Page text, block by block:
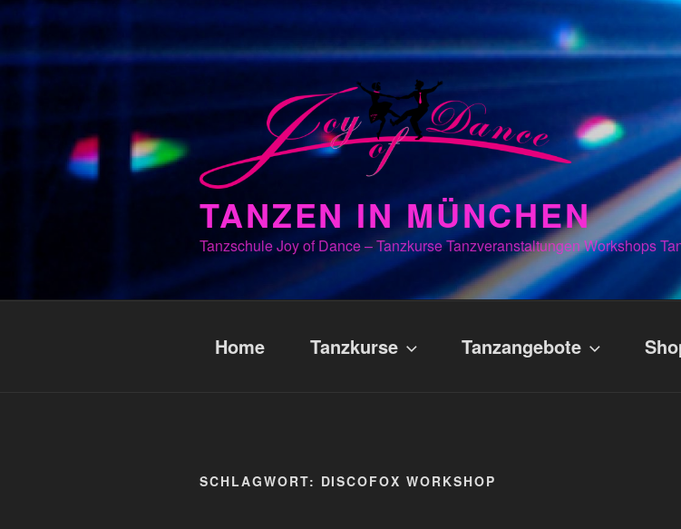
Zum
Inhalt
springen
TANZEN IN MÜNCHEN
Tanzschule Joy of Dance – Tanzkurse Tanzveranstaltungen Workshops
Home Tanzkurse Tanzangebote
SCHLAGWORT: DISCOFOX WORKSHOP